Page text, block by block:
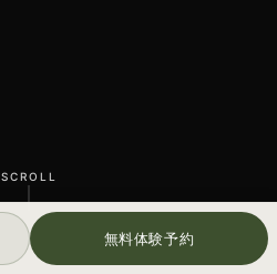
SCROLL
無料体験予約